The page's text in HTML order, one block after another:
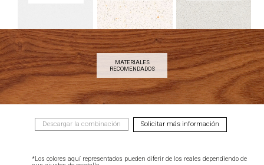
Next
ACERO ARCE AVELLANA
Next
MATERIALES
RECOMENDADOS
Descargar la combinación Solicitar más información
*Los colores aquí representados pueden diferir de los reales dependiendo de